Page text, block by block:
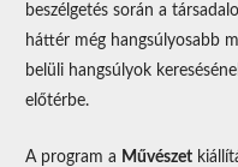
beszélgetés során a
háttér még hangsúlyosabb
belüli hangsúlyok
előtérbe.
A program a Művészet